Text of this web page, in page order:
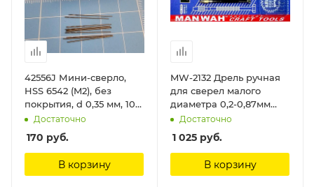
42556J Мини-сверло,
HSS 6542 (M2), без
покрытия, d 0,35 мм, 10
шт. Jas
Достаточно
170 руб.
В корзину
MW-2132 Дрель ручная
для сверел малого
диаметра 0,2-0,87мм
ManWah
Достаточно
1 025 руб.
В корзину